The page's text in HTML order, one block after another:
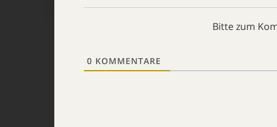
Bitte zum
0 KOMMENTARE